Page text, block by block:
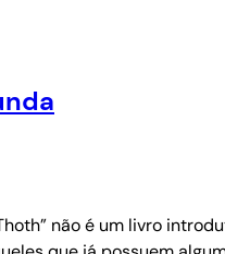
não é um livro